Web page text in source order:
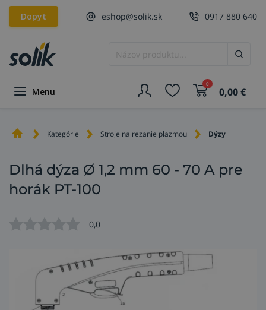
Dopyt eshop@solik.sk 0917 880 640
Menu
0
0,00€
Kategórie Stroje na rezanie plazmou Dýzy
Dlhá dýza Ø 1,2 mm 60 - 70 A pre
horák PT-100
0,0